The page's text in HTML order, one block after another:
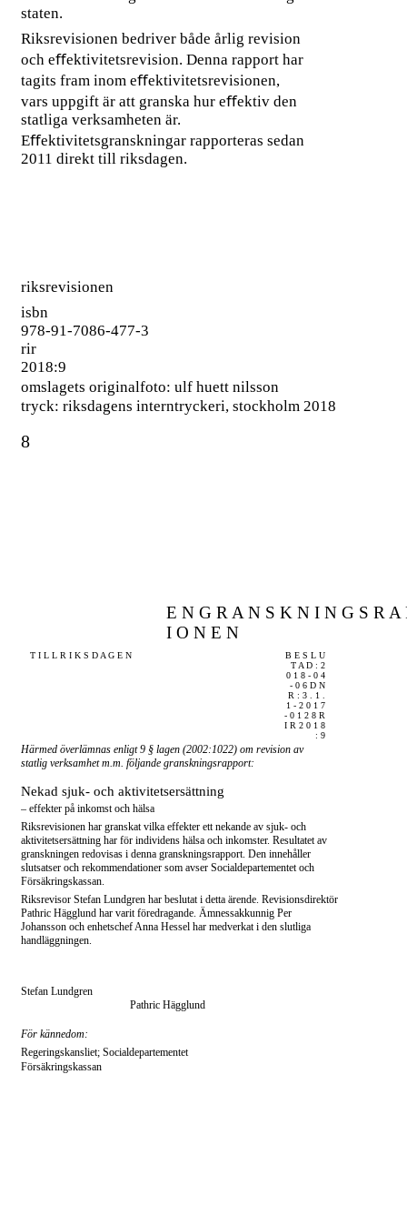
staten.
Riksrevisionen bedriver både årlig revision
och eﬀektivitetsrevision. Denna rapport har
tagits fram inom eﬀektivitetsrevisionen,
vars uppgift är att granska hur eﬀektiv den
statliga verksamheten är.
Eﬀektivitetsgranskningar rapporteras sedan
2011 direkt till riksdagen.
riksrevisionen
isbn
978-91-7086-477-3
rir
2018:9
omslagets originalfoto: ulf huett nilsson
tryck: riksdagens interntryckeri, stockholm 2018
8
E N G R A N S K N I N G S R
I O N E N
T I L L R I K S D A G E N
B E S L U
T A D : 2
0 1 8 - 0 4
- 0 6 D N
R : 3 . 1 .
1 - 2 0 1 7
- 0 1 2 8 R
I R 2 0 1 8
: 9
Härmed överlämnas enligt 9 § lagen (2002:1022) om revision av
statlig verksamhet m.m. följande granskningsrapport:
Nekad sjuk- och aktivitetsersättning
– effekter på inkomst och hälsa
Riksrevisionen har granskat vilka effekter ett nekande av sjuk- och
aktivitetsersättning har för individens hälsa och inkomster. Resultatet av
granskningen redovisas i denna granskningsrapport. Den innehåller
slutsatser och rekommendationer som avser Socialdepartementet och
Försäkringskassan.
Riksrevisor Stefan Lundgren har beslutat i detta ärende. Revisionsdirektör
Pathric Hägglund har varit föredragande. Ämnessakkunnig Per
Johansson och enhetschef Anna Hessel har medverkat i den slutliga
handläggningen.
Stefan Lundgren
Pathric Hägglund
För kännedom:
Regeringskansliet; Socialdepartementet
Försäkringskassan